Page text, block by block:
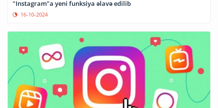
"Instagram"a yeni funksiya əlavə edilib
16-10-2024